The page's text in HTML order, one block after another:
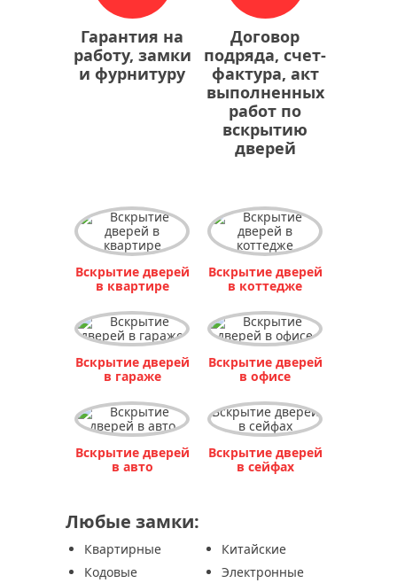
Гарантия на
работу, замки
и фурнитуру
Договор
подряда, счет-
фактура, акт
выполненных
работ по
вскрытию
дверей
Вскрытие дверей
в квартире
Вскрытие дверей
в коттедже
Вскрытие дверей
в гараже
Вскрытие дверей
в офисе
Вскрытие дверей
в авто
Вскрытие дверей
в сейфах
Вскрытие дверей
в сейфах
Любые замки:
Квартирные
Китайские
Кодовые
Электронные